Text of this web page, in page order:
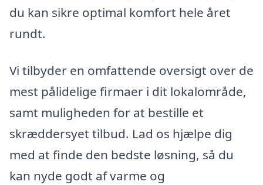
du kan sikre optimal komfort hele året
rundt.
Vi tilbyder en omfattende oversigt over de
mest pålidelige firmaer i dit lokalområde,
samt muligheden for at bestille et
skræddersyet tilbud. Lad os hjælpe dig
med at finde den bedste løsning, så du
kan nyde godt af varme og